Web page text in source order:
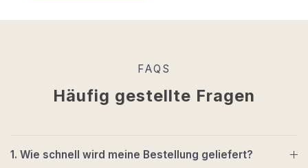
FAQS
Häufig gestellte Fragen
1. Wie schnell wird meine Bestellung geliefert?